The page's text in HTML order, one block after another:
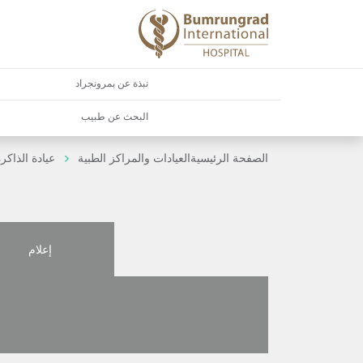
نبذة عن بمرونجراد
البحث عن طبيب
الصفحة الرئيسية العيادات والمراكز الطبية عيادة
إعلام